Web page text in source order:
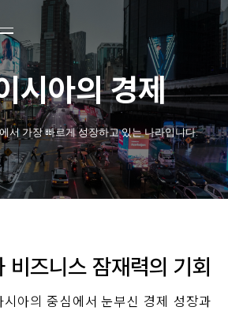
시아의 경제
서 가장 빠르게 성장하고 있는 나라입니다.
비즈니스 잠재력의 기회
시아의 중심에서 눈부신 경제 성장과